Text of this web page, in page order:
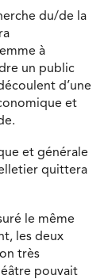
du/de la
à
un public
d’une
et
et générale
quittera
le même
les deux
très
pouvait